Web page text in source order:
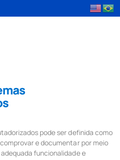
pode ser definida como
e documentar por meio
funcionalidade e